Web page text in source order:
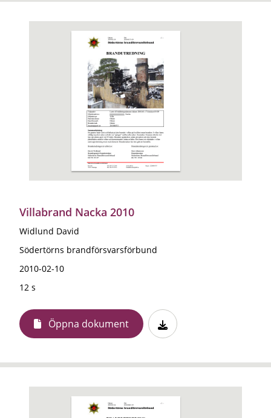
Villabrand Nacka 2010
Widlund David
Södertörns brandförsvarsförbund
2010-02-10
12 s
Öppna dokument